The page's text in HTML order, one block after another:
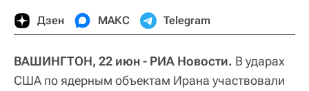
Дзен МАКС Telegram
ВАШИНГТОН, 22 июн - РИА Новости. В ударах
США по ядерным объектам Ирана участвовали